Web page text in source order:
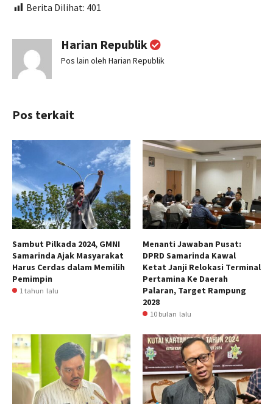
Berita Dilihat: 401
Harian Republik
Pos lain oleh Harian Republik
Pos terkait
Sambut Pilkada 2024, GMNI
Samarinda Ajak Masyarakat
Harus Cerdas dalam Memilih
Pemimpin
1 tahun lalu
Menanti Jawaban Pusat:
DPRD Samarinda Kawal
Ketat Janji Relokasi Terminal
Pertamina Ke Daerah
Palaran, Target Rampung
2028
10 bulan lalu